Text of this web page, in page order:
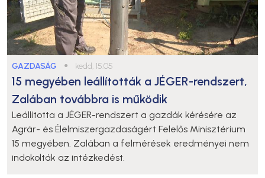
GAZDASÁG ● kedd, 15:05
15 megyében leállították a JÉGER-rendszert,
Zalában továbbra is működik
Leállította a JÉGER-rendszert a gazdák kérésére az
Agrár- és Élelmiszergazdaságért Felelős Minisztérium
15 megyében. Zalában a felmérések eredményei nem
indokolták az intézkedést.